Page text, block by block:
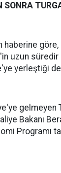
SONRA
haberine göre,
uzun süredir
yerleştiği
gelmeyen
Bakanı
Programı